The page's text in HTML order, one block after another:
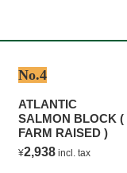
No.4
ATLANTIC
SALMON BLOCK (
FARM RAISED )
¥2,938 incl. tax